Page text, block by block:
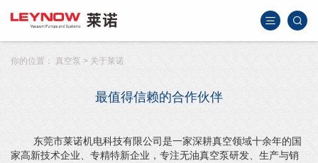
你的位置： 真空泵 > 关于莱诺
最值得信赖的合作伙伴
东莞市莱诺机电科技有限公司是一家深耕真空领域十余年的国
家高新技术企业、专精特新企业，专注无油真空泵研发、生产与销